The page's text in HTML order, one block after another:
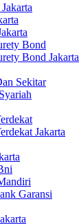
Bond
Bond Jakarta
Sekitar
Jakarta
Garansi